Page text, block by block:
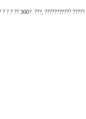
? ?.? ?? 300?. ???, ???????????